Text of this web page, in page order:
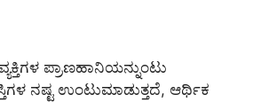
ಪ್ರಾಣಹಾನಿಯನ್ನುಂಟು
ನಷ್ಟ ಉಂಟುಮಾಡುತ್ತದೆ, ಆರ್ಥಿಕ